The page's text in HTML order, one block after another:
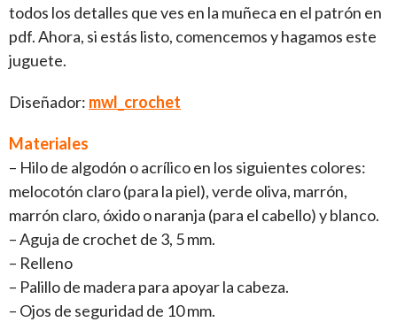
todos los detalles que ves en la muñeca en el patrón en
pdf. Ahora, si estás listo, comencemos y hagamos este
juguete.
Diseñador: mwl_crochet
Materiales
– Hilo de algodón o acrílico en los siguientes colores:
melocotón claro (para la piel), verde oliva, marrón,
marrón claro, óxido o naranja (para el cabello) y blanco.
– Aguja de crochet de 3, 5 mm.
– Relleno
– Palillo de madera para apoyar la cabeza.
– Ojos de seguridad de 10 mm.